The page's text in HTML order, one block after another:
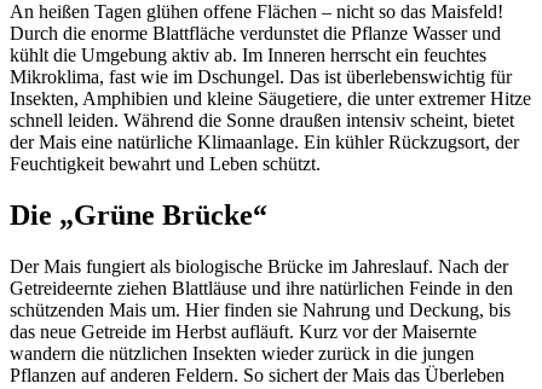
An heißen Tagen glühen offene Flächen – nicht so das Maisfeld!
Durch die enorme Blattfläche verdunstet die Pflanze Wasser und
kühlt die Umgebung aktiv ab. Im Inneren herrscht ein feuchtes
Mikroklima, fast wie im Dschungel. Das ist überlebenswichtig für
Insekten, Amphibien und kleine Säugetiere, die unter extremer Hitze
schnell leiden. Während die Sonne draußen intensiv scheint, bietet
der Mais eine natürliche Klimaanlage. Ein kühler Rückzugsort, der
Feuchtigkeit bewahrt und Leben schützt.
Die „Grüne Brücke“
Der Mais fungiert als biologische Brücke im Jahreslauf. Nach der
Getreideernte ziehen Blattläuse und ihre natürlichen Feinde in den
schützenden Mais um. Hier finden sie Nahrung und Deckung, bis
das neue Getreide im Herbst aufläuft. Kurz vor der Maisernte
wandern die nützlichen Insekten wieder zurück in die jungen
Pflanzen auf anderen Feldern. So sichert der Mais das Überleben